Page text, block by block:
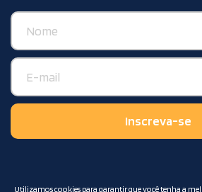
Utilizamos cookies para garantir que você tenha a